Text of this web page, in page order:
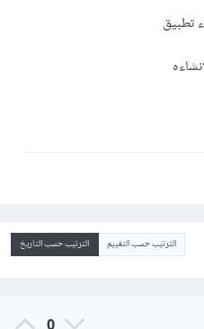
تطبيق
الترتيب حسب التقييم الترتيب حسب التاريخ